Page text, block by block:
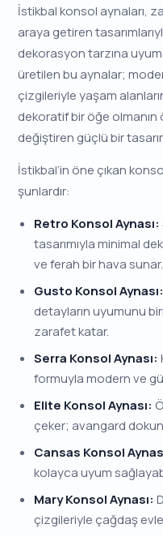
İstikbal konsol aynaları,
araya getiren
dekorasyon tarzına
üretilen bu aynalar;
çizgileriyle yaşam
dekoratif bir öğe
değiştiren güçlü bir
İstikbal’in öne çıkan
şunlardır:
Retro Konsol Aynası:
tasarımıyla minimal
ve ferah bir hava sunar.
Gusto Konsol Aynası:
detayların uyumunu
zarafet katar.
Serra Konsol Aynası:
formuyla modern ve
Elite Konsol Aynası:
çeker; avangard
Cansas Konsol
kolayca uyum
Mary Konsol Aynası:
çizgileriyle çağdaş